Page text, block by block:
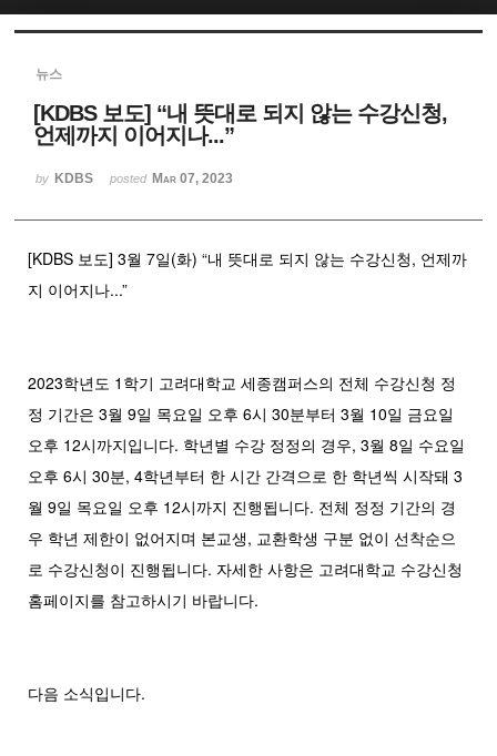
뉴스
[KDBS 보도] “내 뜻대로 되지 않는 수강신청,
언제까지 이어지나...”
by KDBS posted Mar 07, 2023
[KDBS 보도] 3월 7일(화) “내 뜻대로 되지 않는 수강신청, 언제까
지 이어지나...”
2023학년도 1학기 고려대학교 세종캠퍼스의 전체 수강신청 정
정 기간은 3월 9일 목요일 오후 6시 30분부터 3월 10일 금요일
오후 12시까지입니다. 학년별 수강 정정의 경우, 3월 8일 수요일
오후 6시 30분, 4학년부터 한 시간 간격으로 한 학년씩 시작돼 3
월 9일 목요일 오후 12시까지 진행됩니다. 전체 정정 기간의 경
우 학년 제한이 없어지며 본교생, 교환학생 구분 없이 선착순으
로 수강신청이 진행됩니다. 자세한 사항은 고려대학교 수강신청
홈페이지를 참고하시기 바랍니다.
다음 소식입니다.
Sketchbook5, 스케치북5
Sketchbook5, 스케치북5